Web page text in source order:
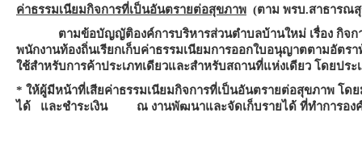
ค่าธรรมเนียมกิจการที่เป็นอันตรายต่อสุขภาพ (ตาม พรบ.สาธารณ
ตามข้อบัญญัติองค์การบริหารส่วนตำบลบ้านใหม่ เรื่อง กิจการ
พนักงานท้องถิ่นเรียกเก็บค่าธรรมเนียมการออกใบอนุญาตตามอั
ใช้สำหรับการค้าประเภทเดียวและสำหรับสถานที่แห่งเดียว โดยประ
* ให้ผู้มีหน้าที่เสียค่าธรรมเนียมกิจการที่เป็นอันตรายต่อสุขภาพ โด
ได้ และชำระเงิน ณ งานพัฒนาและจัดเก็บรายได้ ที่ทำการองค์